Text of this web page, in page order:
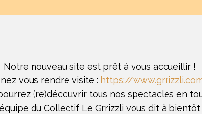
Notre nouveau site est prêt à vous accueillir !
vous rendre visite : https://
(re)découvrir tous nos spectacles en
du Collectif Le Grrizzli vous dit à bientôt